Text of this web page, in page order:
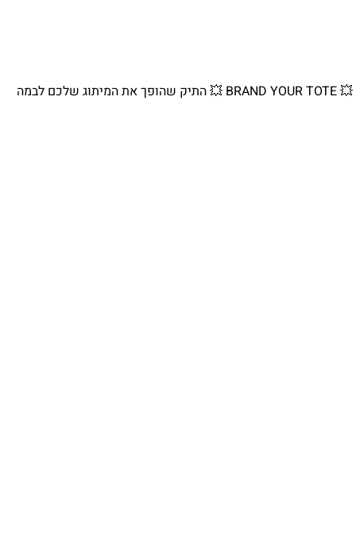
💥 BRAND YOUR TOTE 💥 התיק שהופך את המיתוג שלכם לבמה